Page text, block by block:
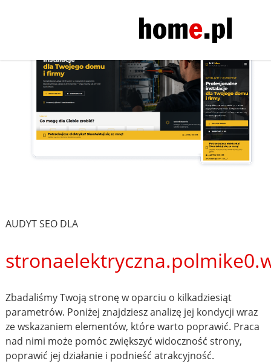
AUDYT SEO DLA
Zbadaliśmy Twoją stronę w oparciu o kilkadziesiąt
parametrów. Poniżej znajdziesz analizę jej kondycji wraz
ze wskazaniem elementów, które warto poprawić. Praca
nad nimi może pomóc zwiększyć widoczność strony,
poprawić jej działanie i podnieść atrakcyjność.